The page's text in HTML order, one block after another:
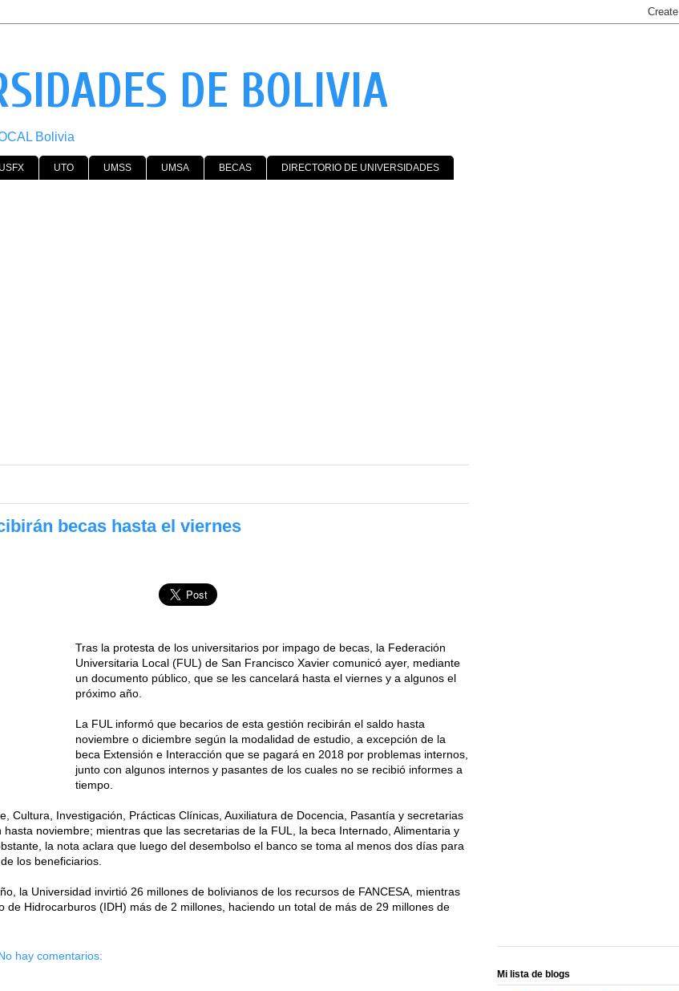
DE BOLIVIA
Bolivia
USFX UTO UMSS UMSA BECAS DIRECTORIO DE UNIVERSIDADES
becas hasta el viernes
Tras la protesta de los universitarios por impago de becas, la Federación
Universitaria Local (FUL) de San Francisco Xavier comunicó ayer, mediante
un documento público, que se les cancelará hasta el viernes y a algunos el
próximo año.
La FUL informó que becarios de esta gestión recibirán el saldo hasta
noviembre o diciembre según la modalidad de estudio, a excepción de la
beca Extensión e Interacción que se pagará en 2018 por problemas internos,
junto con algunos internos y pasantes de los cuales no se recibió informes a
tiempo.
Cultura, Investigación, Prácticas Clínicas, Auxiliatura de Docencia, Pasantía y secretarias
noviembre; mientras que las secretarias de la FUL, la beca Internado, Alimentaria y
la nota aclara que luego del desembolso el banco se toma al menos dos días para
los beneficiarios.
la Universidad invirtió 26 millones de bolivianos de los recursos de FANCESA, mientras
de Hidrocarburos (IDH) más de 2 millones, haciendo un total de más de 29 millones de
hay comentarios:
Mi lista de blogs